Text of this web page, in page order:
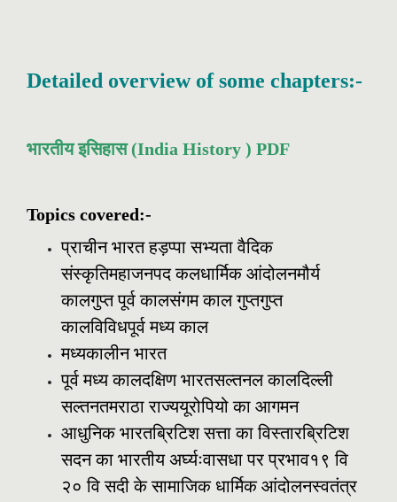
Detailed overview of some chapters:-
भारतीय इसिहास(India History ) PDF
Topics covered:-
प्राचीन भारत हड़प्पा सभ्यता वैदिक
संस्कृतिमहाजनपद कलधार्मिक आंदोलनमौर्य
कालगुप्त पूर्व कालसंगम काल गुप्तगुप्त
कालविविधपूर्व मध्य काल
मध्यकालीन भारत
पूर्व मध्य कालदक्षिण भारतसल्तनल कालदिल्ली
सल्तनतमराठा राज्ययूरोपियो का आगमन
आधुनिक भारतब्रिटिश सत्ता का विस्तारब्रिटिश
सदन का भारतीय अर्घ्यःवासधा पर प्रभाव१९ वि
२० वि सदी के सामाजिक धार्मिक आंदोलनस्वतंत्र